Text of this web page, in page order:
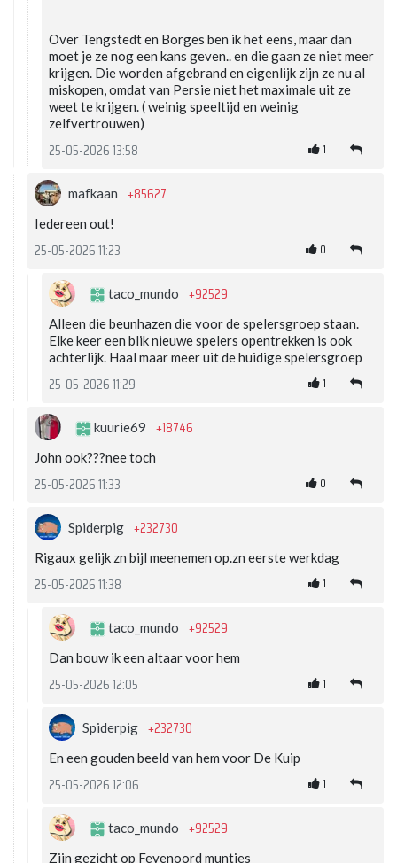
Over Tengstedt en Borges ben ik het eens, maar dan
moet je ze nog een kans geven.. en die gaan ze niet meer
krijgen. Die worden afgebrand en eigenlijk zijn ze nu al
miskopen, omdat van Persie niet het maximale uit ze
weet te krijgen. ( weinig speeltijd en weinig
zelfvertrouwen)
25-05-2026 13:58 1
mafkaan +85627
Iedereen out!
25-05-2026 11:23 0
taco_mundo +92529
Alleen die beunhazen die voor de spelersgroep staan.
Elke keer een blik nieuwe spelers opentrekken is ook
achterlijk. Haal maar meer uit de huidige spelersgroep
25-05-2026 11:29 1
kuurie69 +18746
John ook???nee toch
25-05-2026 11:33 0
Spiderpig +232730
Rigaux gelijk zn bijl meenemen op.zn eerste werkdag
25-05-2026 11:38 1
taco_mundo +92529
Dan bouw ik een altaar voor hem
25-05-2026 12:05 1
Spiderpig +232730
En een gouden beeld van hem voor De Kuip
25-05-2026 12:06 1
taco_mundo +92529
Zijn gezicht op Feyenoord muntjes